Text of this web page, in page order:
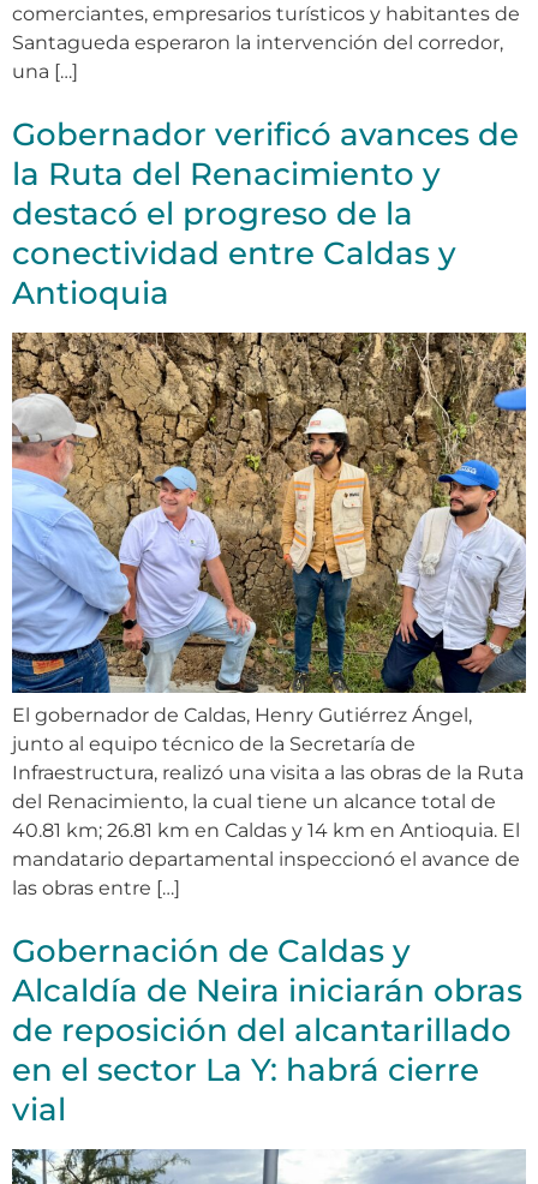
comerciantes, empresarios turísticos y habitantes de
Santagueda esperaron la intervención del corredor,
una […]
Gobernador verificó avances de
la Ruta del Renacimiento y
destacó el progreso de la
conectividad entre Caldas y
Antioquia
El gobernador de Caldas, Henry Gutiérrez Ángel,
junto al equipo técnico de la Secretaría de
Infraestructura, realizó una visita a las obras de la Ruta
del Renacimiento, la cual tiene un alcance total de
40.81 km; 26.81 km en Caldas y 14 km en Antioquia. El
mandatario departamental inspeccionó el avance de
las obras entre […]
Gobernación de Caldas y
Alcaldía de Neira iniciarán obras
de reposición del alcantarillado
en el sector La Y: habrá cierre
vial